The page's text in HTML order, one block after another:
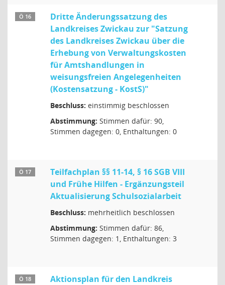
Ö 16
Dritte Änderungssatzung des
Landkreises Zwickau zur "Satzung
des Landkreises Zwickau über die
Erhebung von Verwaltungskosten
für Amtshandlungen in
weisungsfreien Angelegenheiten
(Kostensatzung - KostS)"
Beschluss: einstimmig beschlossen
Abstimmung: Stimmen dafür: 90,
Stimmen dagegen: 0, Enthaltungen: 0
Ö 17
Teilfachplan §§ 11-14, § 16 SGB VIII
und Frühe Hilfen - Ergänzungsteil
Aktualisierung Schulsozialarbeit
Beschluss: mehrheitlich beschlossen
Abstimmung: Stimmen dafür: 86,
Stimmen dagegen: 1, Enthaltungen: 3
Ö 18
Aktionsplan für den Landkreis